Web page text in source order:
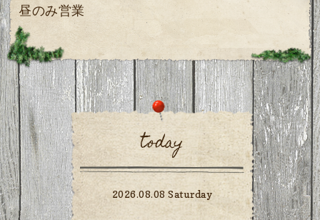
昼のみ営業
today
2026.08.08 Saturday